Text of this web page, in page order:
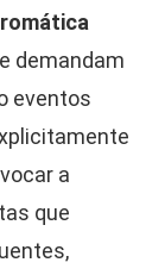
demandam
eventos
a
que